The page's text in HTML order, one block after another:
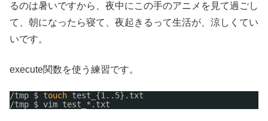
るのは暑いですから、夜中にこの手のアニメを見て過ごし
て、朝になったら寝て、夜起きるって生活が、涼しくてい
いです。
execute関数を使う練習です。
/tmp $ touch test_{1..5}.txt
/tmp $ vim test_*.txt